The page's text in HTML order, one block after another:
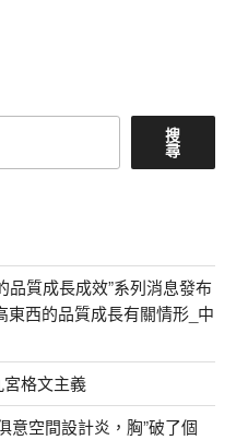
搜
尋
品質成長成效”系列消息發布
西的品質成長有關情形_中
宮格文主義
意空間設計炎，胸”破了個